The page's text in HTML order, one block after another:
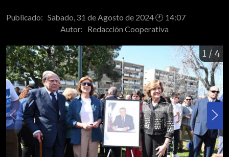
Publicado: Sabado, 31 de Agosto de 2024 🕐 14:07
Autor: Redacción Cooperativa
1 / 4